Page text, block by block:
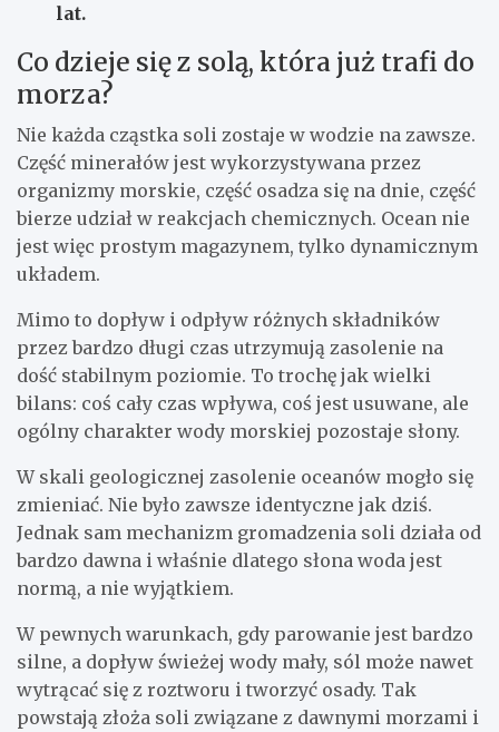
lat.
Co dzieje się z solą, która już trafi do
morza?
Nie każda cząstka soli zostaje w wodzie na zawsze.
Część minerałów jest wykorzystywana przez
organizmy morskie, część osadza się na dnie, część
bierze udział w reakcjach chemicznych. Ocean nie
jest więc prostym magazynem, tylko dynamicznym
układem.
Mimo to dopływ i odpływ różnych składników
przez bardzo długi czas utrzymują zasolenie na
dość stabilnym poziomie. To trochę jak wielki
bilans: coś cały czas wpływa, coś jest usuwane, ale
ogólny charakter wody morskiej pozostaje słony.
W skali geologicznej zasolenie oceanów mogło się
zmieniać. Nie było zawsze identyczne jak dziś.
Jednak sam mechanizm gromadzenia soli działa od
bardzo dawna i właśnie dlatego słona woda jest
normą, a nie wyjątkiem.
W pewnych warunkach, gdy parowanie jest bardzo
silne, a dopływ świeżej wody mały, sól może nawet
wytrącać się z roztworu i tworzyć osady. Tak
powstają złoża soli związane z dawnymi morzami i